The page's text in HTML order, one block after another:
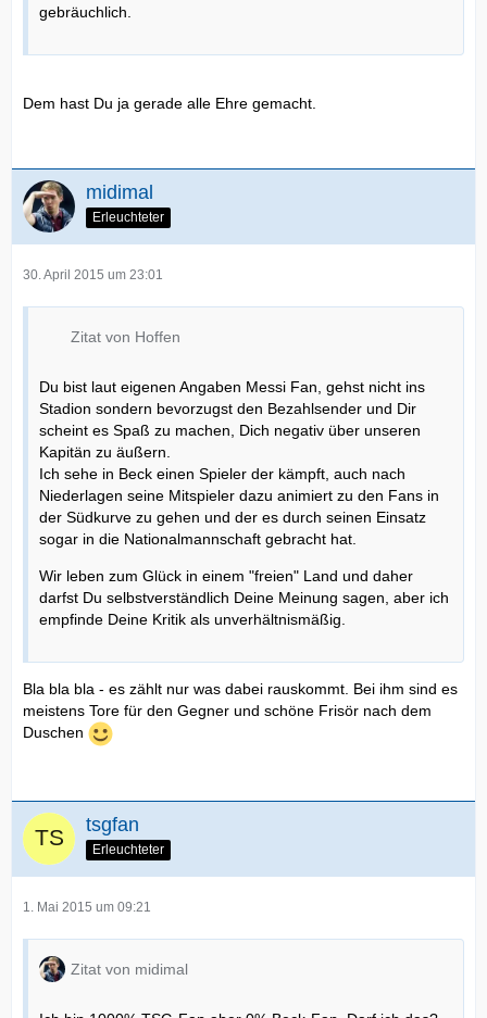
gebräuchlich.
Dem hast Du ja gerade alle Ehre gemacht.
midimal
Erleuchteter
30. April 2015 um 23:01
Zitat von Hoffen
Du bist laut eigenen Angaben Messi Fan, gehst nicht ins
Stadion sondern bevorzugst den Bezahlsender und Dir
scheint es Spaß zu machen, Dich negativ über unseren
Kapitän zu äußern.
Ich sehe in Beck einen Spieler der kämpft, auch nach
Niederlagen seine Mitspieler dazu animiert zu den Fans in
der Südkurve zu gehen und der es durch seinen Einsatz
sogar in die Nationalmannschaft gebracht hat.
Wir leben zum Glück in einem "freien" Land und daher
darfst Du selbstverständlich Deine Meinung sagen, aber ich
empfinde Deine Kritik als unverhältnismäßig.
Bla bla bla - es zählt nur was dabei rauskommt. Bei ihm sind es
meistens Tore für den Gegner und schöne Frisör nach dem
Duschen
tsgfan
Erleuchteter
1. Mai 2015 um 09:21
Zitat von midimal